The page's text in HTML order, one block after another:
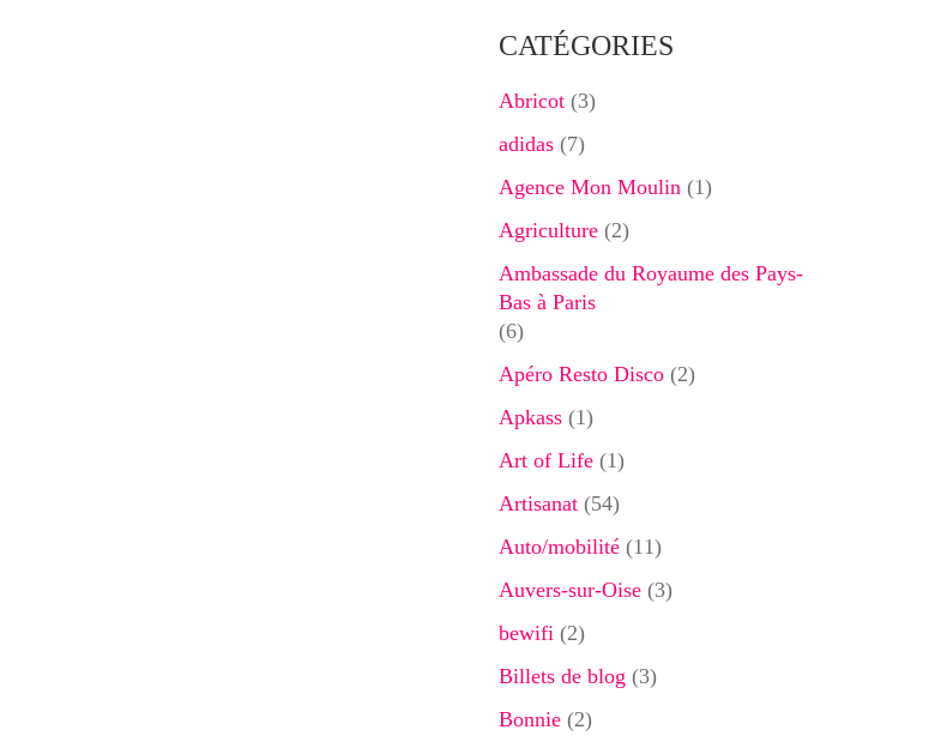
CATÉGORIES
Abricot(3)
adidas(7)
Agence Mon Moulin(1)
Agriculture(2)
Ambassade du Royaume des Pays-
Bas à Paris
(6)
Apéro Resto Disco(2)
Apkass(1)
Art of Life(1)
Artisanat(54)
Auto/mobilité(11)
Auvers-sur-Oise(3)
bewifi(2)
Billets de blog (3)
Bonnie(2)